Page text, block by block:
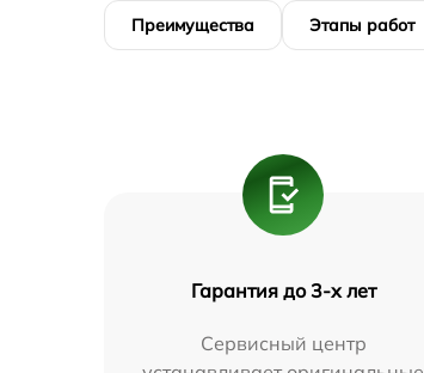
Преимущества Этапы работ
Гарантия до 3-х лет
Сервисный центр